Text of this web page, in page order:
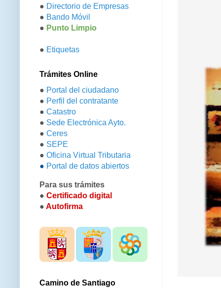
● Directorio de Empresas
● Bando Móvil
● Punto Limpio
● Etiquetas
Trámites Online
● Portal del ciudadano
● Perfil del contratante
● Catastro
● Sede Electrónica Ayto.
● Ceres
● SEPE
● Oficina Virtual Tributaria
● Portal de datos abiertos
Para sus trámites
● Certificado digital
● Autofirma
Camino de Santiago